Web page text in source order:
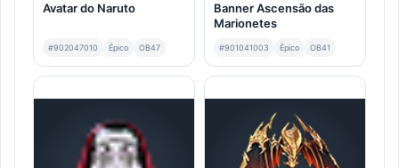
Avatar do Naruto
#902047010 Épico OB47
Banner Ascensão das
Marionetes
#901041003 Épico OB41